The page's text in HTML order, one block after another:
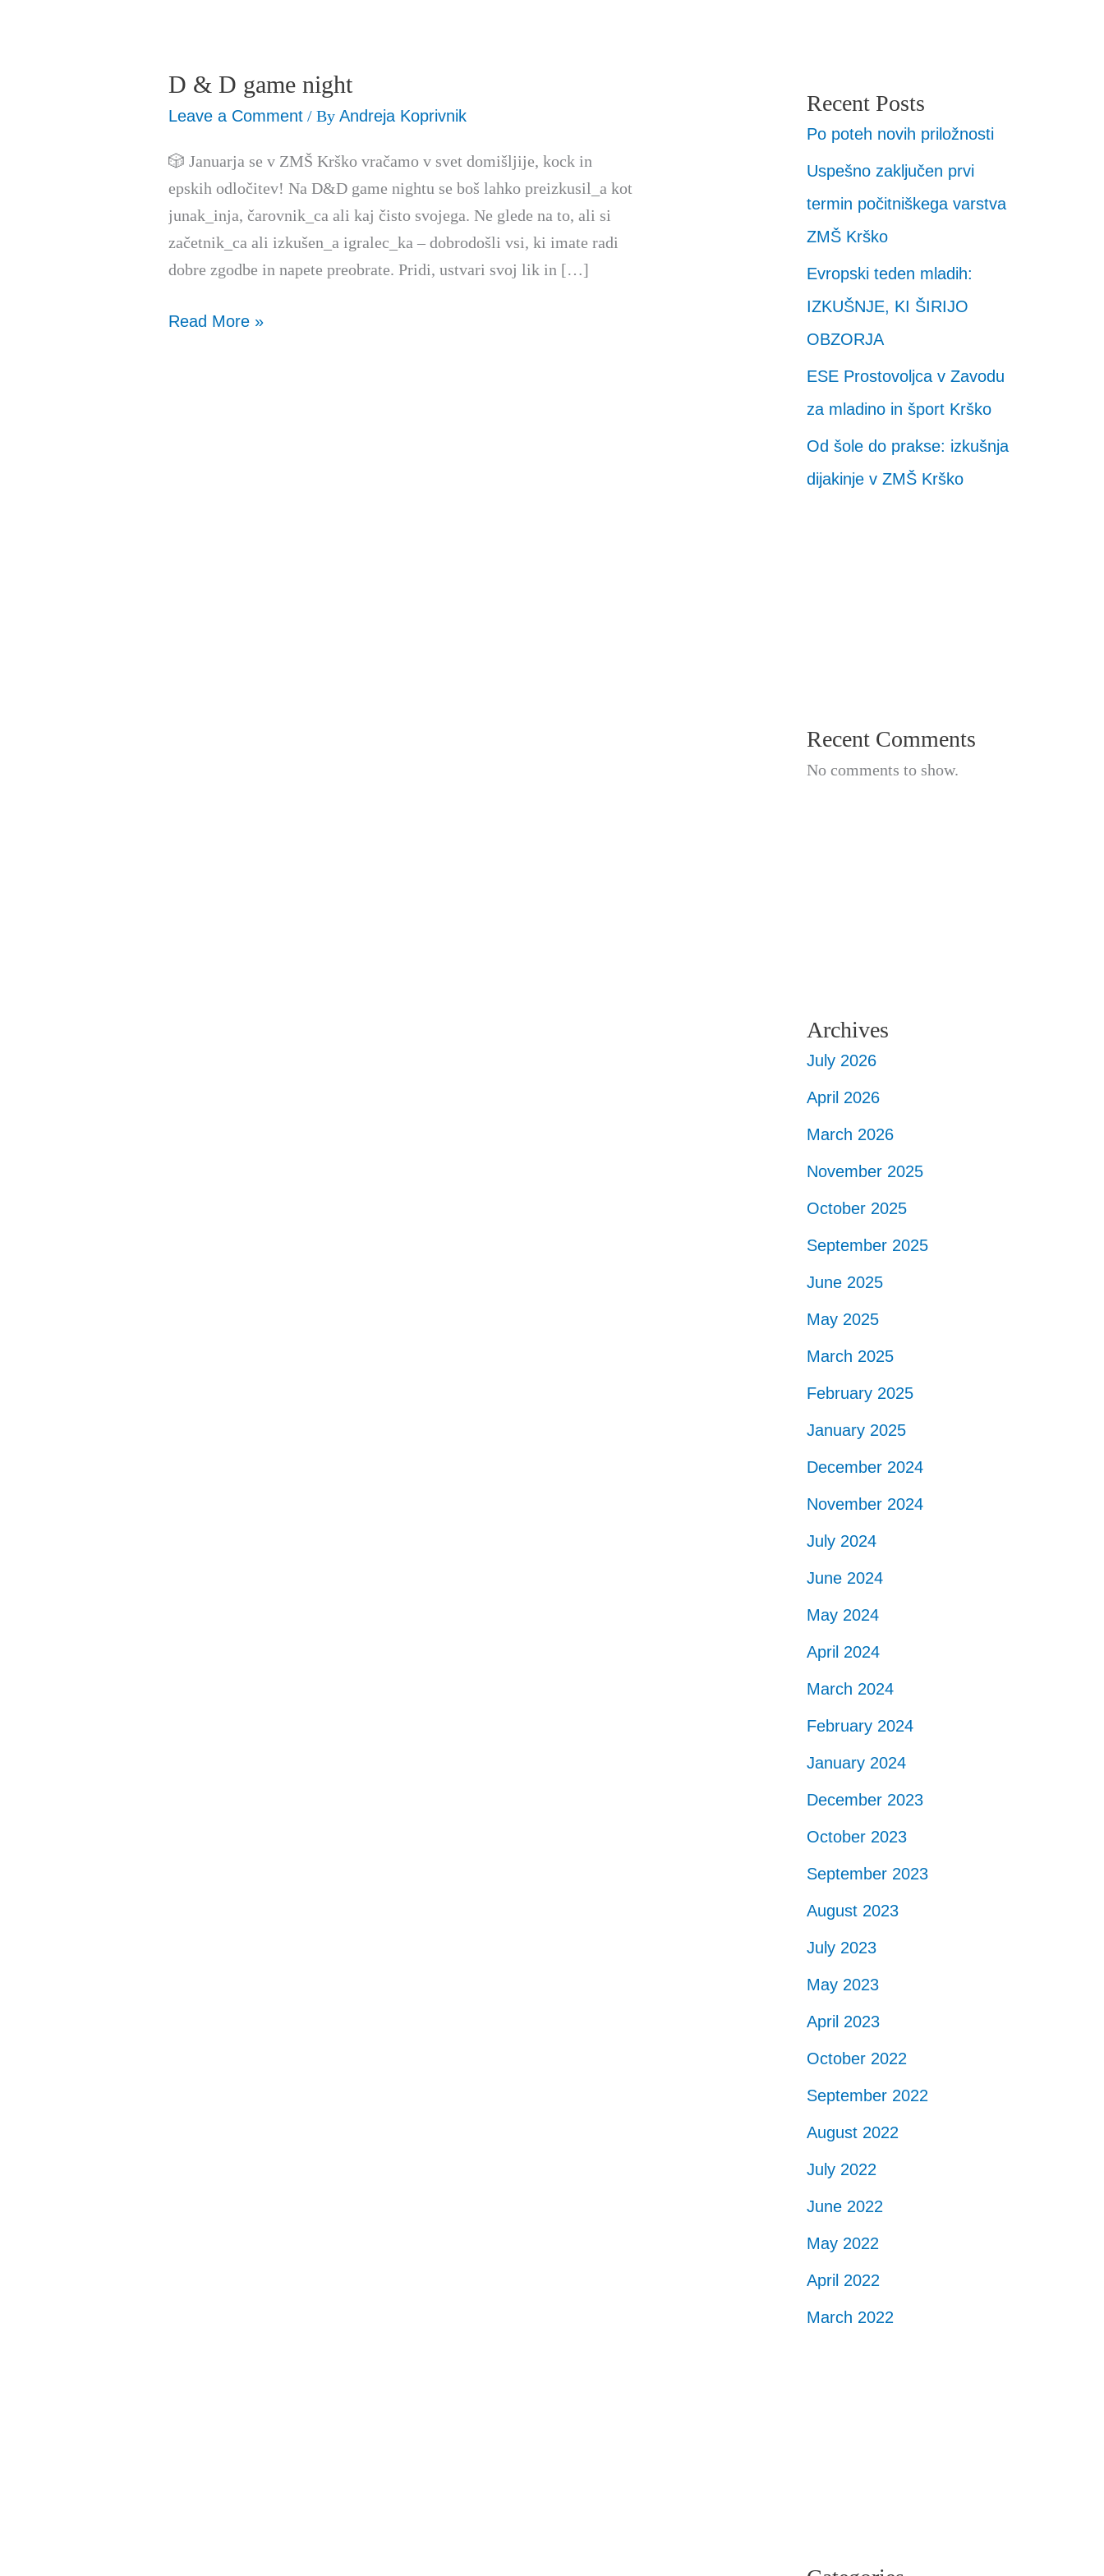
D & D game night
Leave a Comment / ByAndreja Koprivnik
🎲 Januarja se v ZMŠ Krško vračamo v svet domišljije, kock in
epskih odločitev! Na D&D game nightu se boš lahko preizkusil_a kot
junak_inja, čarovnik_ca ali kaj čisto svojega. Ne glede na to, ali si
začetnik_ca ali izkušen_a igralec_ka – dobrodošli vsi, ki imate radi
dobre zgodbe in napete preobrate. Pridi, ustvari svoj lik in […]
D
&
game
night
Read More »
Recent Posts
Po poteh novih priložnosti
Uspešno zaključen prvi
termin počitniškega varstva
ZMŠ Krško
Evropski teden mladih:
IZKUŠNJE, KI ŠIRIJO
OBZORJA
ESE Prostovoljca v Zavodu
za mladino in šport Krško
Od šole do prakse: izkušnja
dijakinje v ZMŠ Krško
Recent Comments
No comments to show.
Archives
July 2026
April 2026
March 2026
November 2025
October 2025
September 2025
June 2025
May 2025
March 2025
February 2025
January 2025
December 2024
November 2024
July 2024
June 2024
May 2024
April 2024
March 2024
February 2024
January 2024
December 2023
October 2023
September 2023
August 2023
July 2023
May 2023
April 2023
October 2022
September 2022
August 2022
July 2022
June 2022
May 2022
April 2022
March 2022